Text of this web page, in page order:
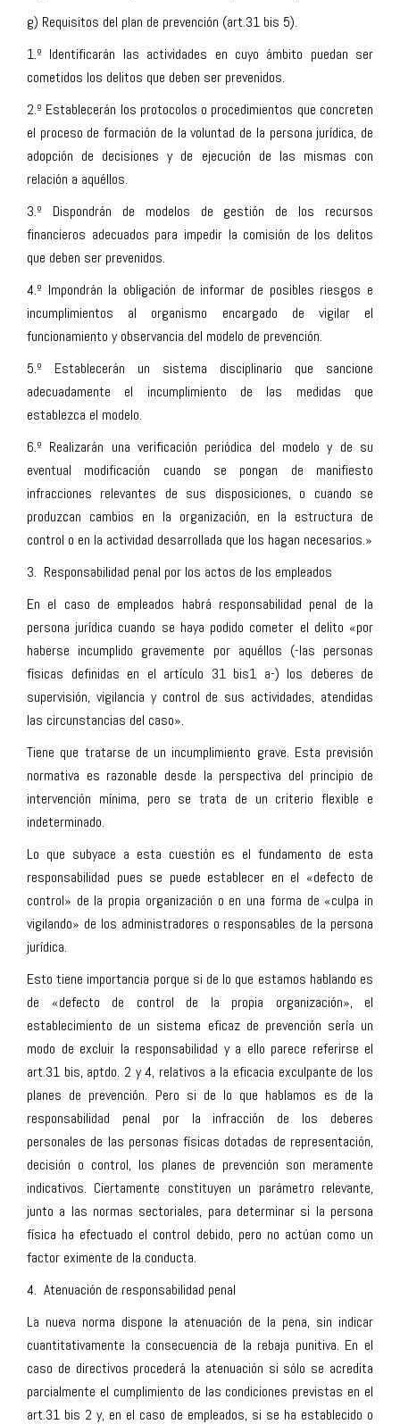
g) Requisitos del plan de prevención (art.31 bis 5).
1.º Identificarán las actividades en cuyo ámbito puedan ser
cometidos los delitos que deben ser prevenidos.
2.º Establecerán los protocolos o procedimientos que concreten
el proceso de formación de la voluntad de la persona jurídica, de
adopción de decisiones y de ejecución de las mismas con
relación a aquéllos.
3.º Dispondrán de modelos de gestión de los recursos
financieros adecuados para impedir la comisión de los delitos
que deben ser prevenidos.
4.º Impondrán la obligación de informar de posibles riesgos e
incumplimientos al organismo encargado de vigilar el
funcionamiento y observancia del modelo de prevención.
5.º Establecerán un sistema disciplinario que sancione
adecuadamente el incumplimiento de las medidas que
establezca el modelo.
6.º Realizarán una verificación periódica del modelo y de su
eventual modificación cuando se pongan de manifiesto
infracciones relevantes de sus disposiciones, o cuando se
produzcan cambios en la organización, en la estructura de
control o en la actividad desarrollada que los hagan necesarios.»
3. Responsabilidad penal por los actos de los empleados
En el caso de empleados habrá responsabilidad penal de la
persona jurídica cuando se haya podido cometer el delito «por
haberse incumplido gravemente por aquéllos (-las personas
físicas definidas en el artículo 31 bis1 a-) los deberes de
supervisión, vigilancia y control de sus actividades, atendidas
las circunstancias del caso».
Tiene que tratarse de un incumplimiento grave. Esta previsión
normativa es razonable desde la perspectiva del principio de
intervención mínima, pero se trata de un criterio flexible e
indeterminado.
Lo que subyace a esta cuestión es el fundamento de esta
responsabilidad pues se puede establecer en el «defecto de
control» de la propia organización o en una forma de «culpa in
vigilando» de los administradores o responsables de la persona
jurídica.
Esto tiene importancia porque si de lo que estamos hablando es
de «defecto de control de la propia organización», el
establecimiento de un sistema eficaz de prevención sería un
modo de excluir la responsabilidad y a ello parece referirse el
art.31 bis, aptdo. 2 y 4, relativos a la eficacia exculpante de los
planes de prevención. Pero si de lo que hablamos es de la
responsabilidad penal por la infracción de los deberes
personales de las personas físicas dotadas de representación,
decisión o control, los planes de prevención son meramente
indicativos. Ciertamente constituyen un parámetro relevante,
junto a las normas sectoriales, para determinar si la persona
física ha efectuado el control debido, pero no actúan como un
factor eximente de la conducta.
4. Atenuación de responsabilidad penal
La nueva norma dispone la atenuación de la pena, sin indicar
cuantitativamente la consecuencia de la rebaja punitiva. En el
caso de directivos procederá la atenuación si sólo se acredita
parcialmente el cumplimiento de las condiciones previstas en el
art.31 bis 2 y, en el caso de empleados, si se ha establecido o